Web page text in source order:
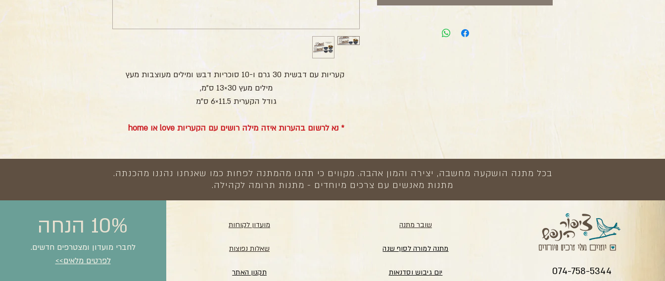
קעריות עם דבשית 30 גרם ו-10 סוכריות דבש ומילים מעוצבות מעץ
מילים מעץ 30×13 ס”מ,
גודל הקערית 11.5×6 ס”מ
* נא לרשום בהערות איזה מילה רושים עם הקעריות love או home
בכל מתנה הושקעה מחשבה, יצירה והמון אהבה. מקווים כי תהנו מהמתנה לפחות כמו שאנחנו נהננו מהכנתה.
מתנות מאנשים עם צרכים מיוחדים - מתנות תרומה לקהילה.
10% הנחה
לחברי מועדון ומצטרפים חדשים.
לפרטים מלאים>>
מועדון לקוחות
שאלות נפוצות
תקנון האתר
שובר מתנה
מתנה למורה לסוף שנה
יום גיבוש וסדנאות 074-758-5344